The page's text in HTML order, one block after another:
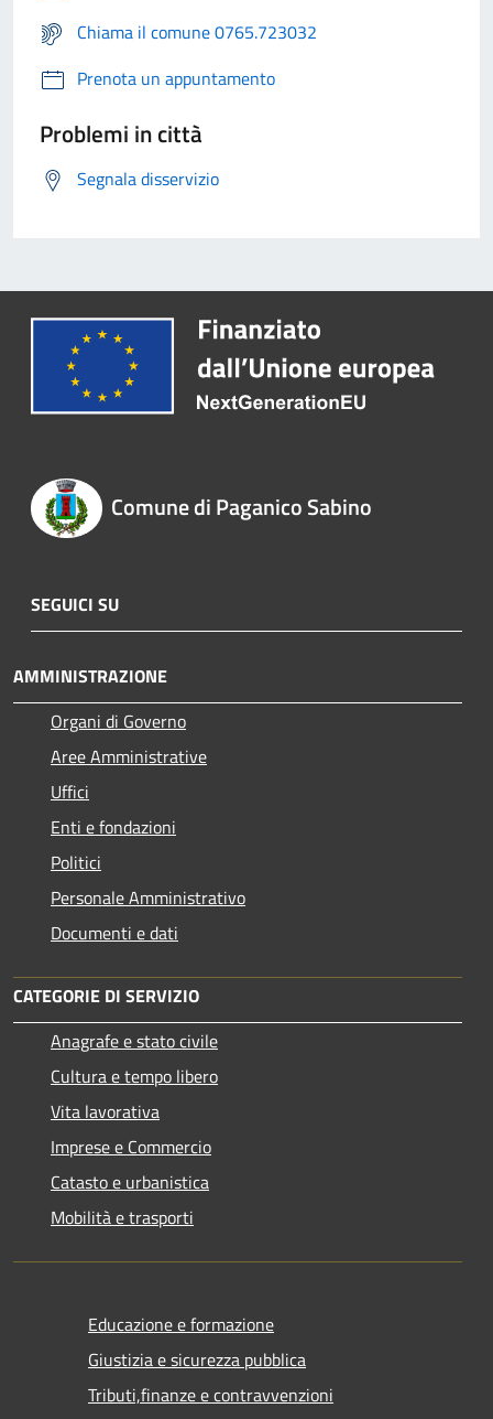
Chiama il comune 0765.723032
Prenota un appuntamento
Problemi in città
Segnala disservizio
Comune di Paganico Sabino
SEGUICI SU
AMMINISTRAZIONE
Organi di Governo
Aree Amministrative
Uffici
Enti e fondazioni
Politici
Personale Amministrativo
Documenti e dati
CATEGORIE DI SERVIZIO
Anagrafe e stato civile
Cultura e tempo libero
Vita lavorativa
Imprese e Commercio
Catasto e urbanistica
Mobilità e trasporti
Educazione e formazione
Giustizia e sicurezza pubblica
Tributi,finanze e contravvenzioni